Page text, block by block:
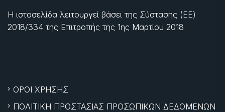
Η ιστοσελίδα λειτουργεί βάσει της Σύστασης (ΕΕ)
2018/334 της Επιτροπής της 1ης Μαρτίου 2018
ΟΡΟΙ ΧΡΗΣΗΣ
ΠΟΛΙΤΙΚΗ ΠΡΟΣΤΑΣΙΑΣ ΠΡΟΣΩΠΙΚΩΝ ΔΕΔΟΜΕΝΩΝ